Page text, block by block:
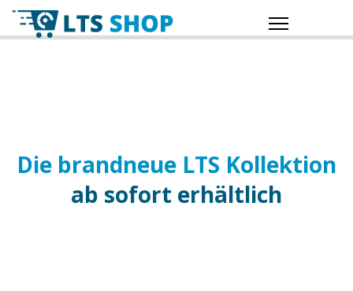
Die brandneue LTS Kollektion
ab sofort erhältlich